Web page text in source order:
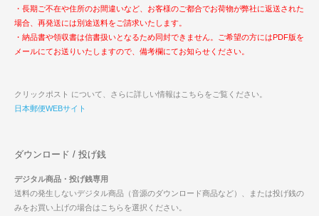
・長期ご不在や住所のお間違いなど、お客様のご都合でお荷物が弊社に返送された
場合、再発送には別途送料をご請求いたします。
・納品書や領収書は信書扱いとなるため同封できません。ご希望の方にはPDF版を
メールにてお送りいたしますので、備考欄にてお知らせください。
クリックポスト について、さらに詳しい情報はこちらをご覧ください。
日本郵便WEBサイト
ダウンロード / 投げ銭
デジタル商品・投げ銭専用
送料の発生しないデジタル商品（音源のダウンロード商品など）、または投げ銭の
みをお買い上げの場合はこちらを選択ください。